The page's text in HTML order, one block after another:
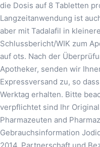
die Dosis auf 8 Tabletten
Langzeitanwendung ist
aber mit Tadalafil in
Schlussbericht/WIK zum
auf ots. Nach der
Apotheker, senden wir
Expressversand zu, so
Werktag erhalten. Bitte
verpflichtet sind Ihr
Pharmazeuten and
Gebrauchsinformation